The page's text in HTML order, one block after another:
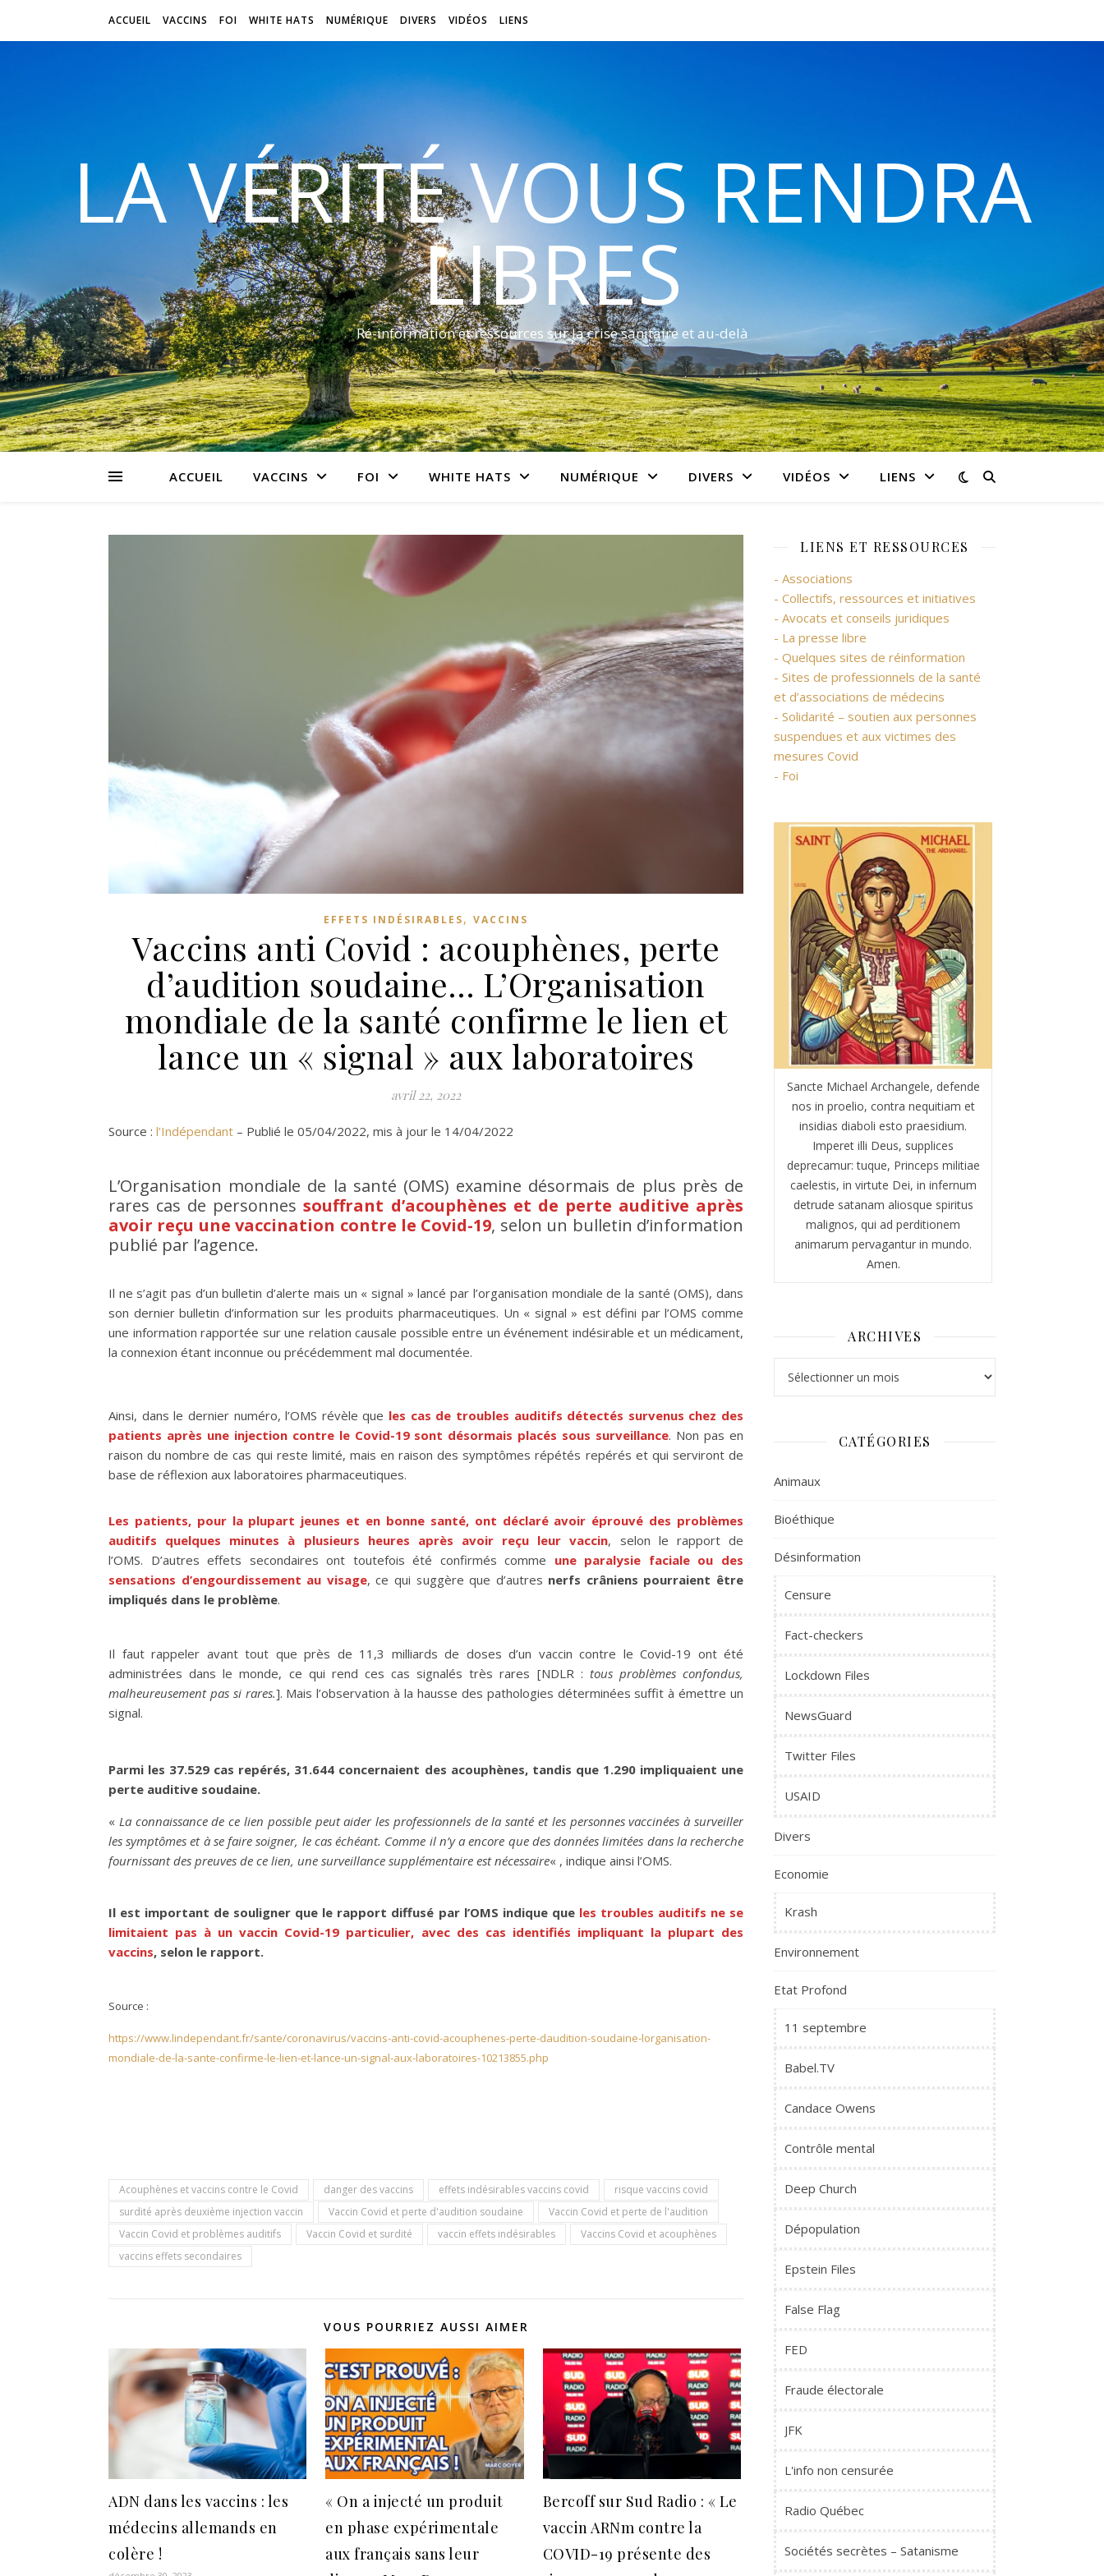
ACCUEIL VACCINS FOI WHITE HATS NUMÉRIQUE DIVERS VIDÉOS LIENS
LA VÉRITÉ VOUS RENDRA
LIBRES
Ré-information et ressources sur la crise sanitaire et au-delà
ACCUEIL VACCINS FOI WHITE HATS NUMÉRIQUE DIVERS VIDÉOS LIENS
EFFETS INDÉSIRABLES, VACCINS
Vaccins anti Covid : acouphènes, perte
d’audition soudaine… L’Organisation
mondiale de la santé confirme le lien et
lance un « signal » aux laboratoires
avril 22, 2022
Source : l’Indépendant – Publié le 05/04/2022, mis à jour le 14/04/2022
L’Organisation mondiale de la santé (OMS) examine désormais de plus près de
rares cas de personnessouffrant d’acouphènes et de perte auditive après
avoir reçu une vaccination contre le Covid-19, selon un bulletin d’information
publié par l’agence.
Il ne s’agit pas d’un bulletin d’alerte mais un « signal » lancé par l’organisation mondiale de la santé (OMS), dans
son dernier bulletin d’information sur les produits pharmaceutiques. Un « signal » est défini par l’OMS comme
une information rapportée sur une relation causale possible entre un événement indésirable et un médicament,
la connexion étant inconnue ou précédemment mal documentée.
Ainsi, dans le dernier numéro, l’OMS révèle que les cas de troubles auditifs détectés survenus chez des
patients après une injection contre le Covid-19 sont désormais placés sous surveillance. Non pas en
raison du nombre de cas qui reste limité, mais en raison des symptômes répétés repérés et qui serviront de
base de réflexion aux laboratoires pharmaceutiques.
Les patients, pour la plupart jeunes et en bonne santé, ont déclaré avoir éprouvé des problèmes
auditifs quelques minutes à plusieurs heures après avoir reçu leur vaccin, selon le rapport de
l’OMS. D’autres effets secondaires ont toutefois été confirmés comme une paralysie faciale ou des
sensations d’engourdissement au visage, ce qui suggère que d’autres nerfs crâniens pourraient être
impliqués dans le problème.
Il faut rappeler avant tout que près de 11,3 milliards de doses d’un vaccin contre le Covid-19 ont été
administrées dans le monde, ce qui rend ces cas signalés très rares [NDLR : tous problèmes confondus,
malheureusement pas si rares.]. Mais l’observation à la hausse des pathologies déterminées suffit à émettre un
signal.
Parmi les 37.529 cas repérés, 31.644 concernaient des acouphènes, tandis que 1.290 impliquaient une
perte auditive soudaine.
« La connaissance de ce lien possible peut aider les professionnels de la santé et les personnes vaccinées à surveiller
les symptômes et à se faire soigner, le cas échéant. Comme il n’y a encore que des données limitées dans la recherche
fournissant des preuves de ce lien, une surveillance supplémentaire est nécessaire« , indique ainsi l’OMS.
Il est important de souligner que le rapport diffusé par l’OMS indique que les troubles auditifs ne se
limitaient pas à un vaccin Covid-19 particulier, avec des cas identifiés impliquant la plupart des
vaccins, selon le rapport.
Source :
https://www.lindependant.fr/sante/coronavirus/vaccins-anti-covid-acouphenes-perte-daudition-soudaine-lorganisation-
mondiale-de-la-sante-confirme-le-lien-et-lance-un-signal-aux-laboratoires-10213855.php
Acouphènes et vaccins contre le Covid danger des vaccins effets indésirables vaccins covid
risque vaccins covid
surdité après deuxième injection vaccin
Vaccin Covid et perte d'audition soudaine
Vaccin Covid et perte de l'audition
Vaccin Covid et problèmes auditifs
Vaccin Covid et surdité vaccin effets indésirables
Vaccins Covid et acouphènes
vaccins effets secondaires
VOUS POURRIEZ AUSSI AIMER
ADN dans les vaccins : les
médecins allemands en
colère !
« On a injecté un produit
en phase expérimentale
aux français sans leur
Bercoff sur Sud Radio : « Le
vaccin ARNm contre la
COVID-19 présente des
LIENS ET RESSOURCES
- Associations
- Collectifs, ressources et initiatives
- Avocats et conseils juridiques
- La presse libre
- Quelques sites de réinformation
- Sites de professionnels de la santé
et d’associations de médecins
- Solidarité – soutien aux personnes
suspendues et aux victimes des
mesures Covid
- Foi
Sancte Michael Archangele, defende
nos in proelio, contra nequitiam et
insidias diaboli esto praesidium.
Imperet illi Deus, supplices
deprecamur: tuque, Princeps militiae
caelestis, in virtute Dei, in infernum
detrude satanam aliosque spiritus
malignos, qui ad perditionem
animarum pervagantur in mundo.
Amen.
ARCHIVES
CATÉGORIES
Animaux
Bioéthique
Désinformation
Censure
Fact-checkers
Lockdown Files
NewsGuard
Twitter Files
USAID
Divers
Economie
Krash
Environnement
Etat Profond
11 septembre
Babel.TV
Candace Owens
Contrôle mental
Deep Church
Dépopulation
Epstein Files
False Flag
FED
Fraude électorale
JFK
L'info non censurée
Radio Québec
Sociétés secrètes – Satanisme